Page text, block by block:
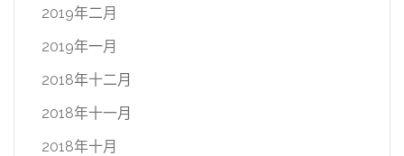
2019年二月
2019年一月
2018年十二月
2018年十一月
2018年十月